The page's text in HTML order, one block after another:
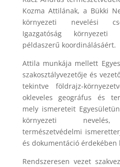
Kozma Attilának, a Bükki
környezeti nevelési
Igazgatóság környezeti
példaszerű koordinálásáért.
Attila munkája mellett
szakosztályvezetője és
tekintve földrajz-
okleveles geográfus és
mely ismereteit
környezeti nevelés,
természetvédelmi
és dokumentáció érdekében
Rendszeresen vezet